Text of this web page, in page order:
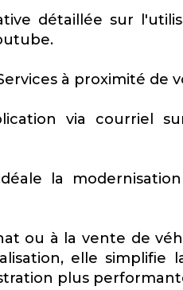
détaillée sur
à proximité de
via courriel
la
ou à la vente de
elle simplifie
plus